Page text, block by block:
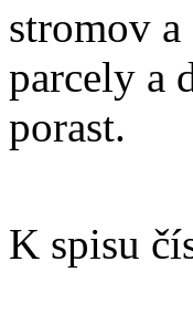
stromov
parcely a
porast.
K spisu